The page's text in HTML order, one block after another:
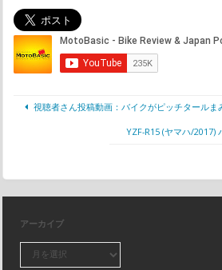
視聴者さん投稿動画：バイクがピッチタールま
YZF-R15 (ヤマハ/2017)
アーカイブ